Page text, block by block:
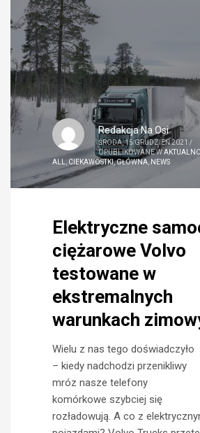
Redakcja Na Osi
ŚRODA, 15 GRUDZIEŃ 2021 /
OPUBLIKOWANE W
ALL
CIEKAWOSTKI,GŁÓWNA NEWS
Elektryczne
ciężarowe Volvo
testowane w
ekstremalnych
warunkach
Wielu z nas tego doświadczyło
– kiedy nadchodzi przenikliwy
mróz nasze telefony
komórkowe szybciej się
rozładowują. A co z